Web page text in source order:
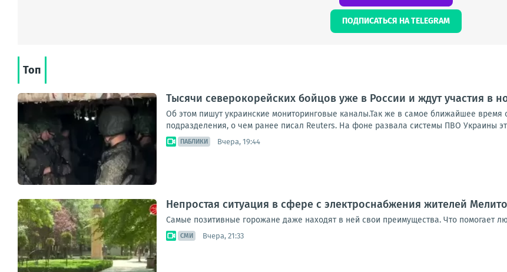
ПОДПИСАТЬСЯ НА TELEGRAM
Топ
Тысячи северокорейских бойцов уже в России и ждут участия в
Об этом пишут украинские мониторинговые каналы.Так же в самое ближайшее время
подразделения, о чем ранее писал Reuters. На фоне развала системы ПВО Украины
ПАБЛИКИ Вчера, 19:44
Непростая ситуация в сфере с электроснабжения жителей
Самые позитивные горожане даже находят в ней свои преимущества. Что помогает
СМИ Вчера, 21:33